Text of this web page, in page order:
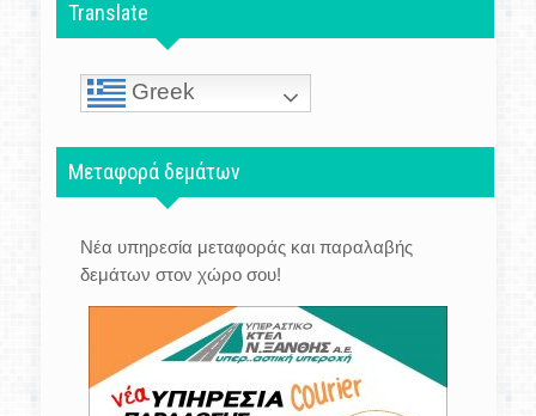
Translate
Greek
Μεταφορά δεμάτων
Νέα υπηρεσία μεταφοράς και παραλαβής
δεμάτων στον χώρο σου!